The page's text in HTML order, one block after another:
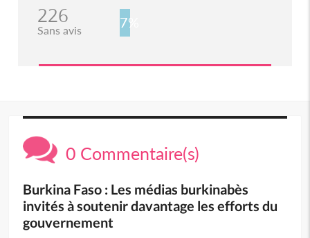
226
Sans avis 7%
0 Commentaire(s)
Burkina Faso : Les médias burkinabès
invités à soutenir davantage les efforts du
gouvernement